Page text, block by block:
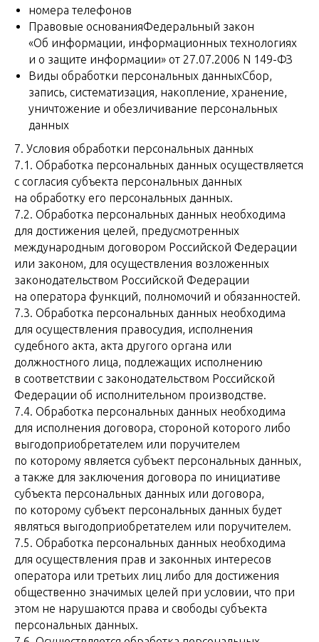
номера телефонов
Правовые основанияФедеральный закон
«Об информации, информационных технологиях
и о защите информации» от 27.07.2006 N 149-ФЗ
Виды обработки персональных данныхСбор,
запись, систематизация, накопление, хранение,
уничтожение и обезличивание персональных
данных
7. Условия обработки персональных данных
7.1. Обработка персональных данных осуществляется
с согласия субъекта персональных данных
на обработку его персональных данных.
7.2. Обработка персональных данных необходима
для достижения целей, предусмотренных
международным договором Российской Федерации
или законом, для осуществления возложенных
законодательством Российской Федерации
на оператора функций, полномочий и обязанностей.
7.3. Обработка персональных данных необходима
для осуществления правосудия, исполнения
судебного акта, акта другого органа или
должностного лица, подлежащих исполнению
в соответствии с законодательством Российской
Федерации об исполнительном производстве.
7.4. Обработка персональных данных необходима
для исполнения договора, стороной которого либо
выгодоприобретателем или поручителем
по которому является субъект персональных данных,
а также для заключения договора по инициативе
субъекта персональных данных или договора,
по которому субъект персональных данных будет
являться выгодоприобретателем или поручителем.
7.5. Обработка персональных данных необходима
для осуществления прав и законных интересов
оператора или третьих лиц либо для достижения
общественно значимых целей при условии, что при
этом не нарушаются права и свободы субъекта
персональных данных.